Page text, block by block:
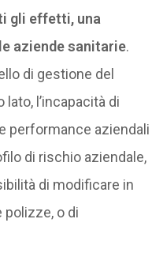
gli effetti, una
aziende sanitarie.
di gestione del
lato, l’incapacità di
performance aziendali
di rischio aziendale,
di modificare in
polizze, o di